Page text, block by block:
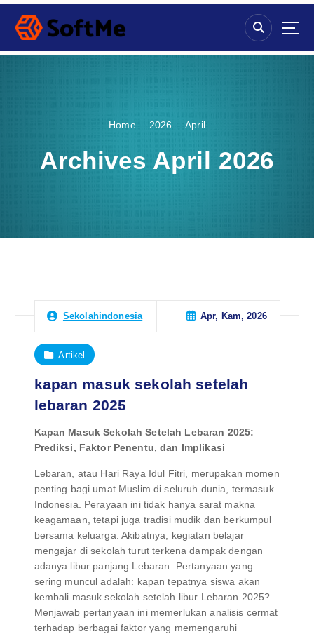
S
p
Home 2026 April
Archives April 2026
Sekolahindonesia Apr, Kam, 2026
Artikel
kapan masuk sekolah setelah
lebaran 2025
Kapan Masuk Sekolah Setelah Lebaran 2025:
Prediksi, Faktor Penentu, dan Implikasi
Lebaran, atau Hari Raya Idul Fitri, merupakan momen
penting bagi umat Muslim di seluruh dunia, termasuk
Indonesia. Perayaan ini tidak hanya sarat makna
keagamaan, tetapi juga tradisi mudik dan berkumpul
bersama keluarga. Akibatnya, kegiatan belajar
mengajar di sekolah turut terkena dampak dengan
adanya libur panjang Lebaran. Pertanyaan yang
sering muncul adalah: kapan tepatnya siswa akan
kembali masuk sekolah setelah libur Lebaran 2025?
Menjawab pertanyaan ini memerlukan analisis cermat
terhadap berbagai faktor yang memengaruhi